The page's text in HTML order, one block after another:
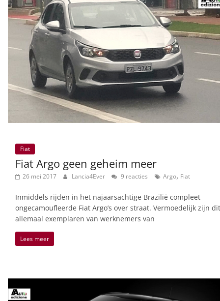
Fiat
Fiat Argo geen geheim meer
26 mei 2017 Lancia4Ever 9 reacties Argo, Fiat
Inmiddels rijden in het najaarsachtige Brazilië compleet
ongecamoufleerde Fiat Argo’s over straat. Vermoedelijk zijn dit
allemaal exemplaren van werknemers van
Lees meer